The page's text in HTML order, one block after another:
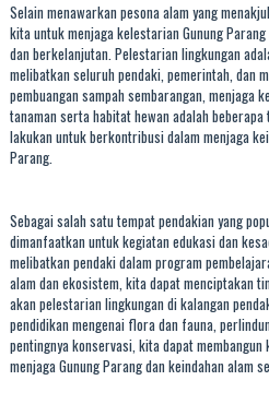
Selain menawarkan pesona alam yang
kita untuk menjaga kelestarian Gunung
dan berkelanjutan. Pelestarian lingkungan
melibatkan seluruh pendaki, pemerintah, dan
pembuangan sampah sembarangan, menjaga
tanaman serta habitat hewan adalah
lakukan untuk berkontribusi dalam menjaga
Parang.
Sebagai salah satu tempat pendakian yang
dimanfaatkan untuk kegiatan edukasi dan
melibatkan pendaki dalam program
alam dan ekosistem, kita dapat menciptakan
akan pelestarian lingkungan di kalangan
pendidikan mengenai flora dan fauna,
pentingnya konservasi, kita dapat
menjaga Gunung Parang dan keindahan alam